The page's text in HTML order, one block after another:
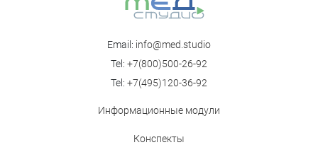
конференции РАРЧ «Репродуктивные технологии
Email: info@med.studio
Tel: +7(800)500-26-92
Tel: +7(495)120-36-92
Информационные модули
Конспекты